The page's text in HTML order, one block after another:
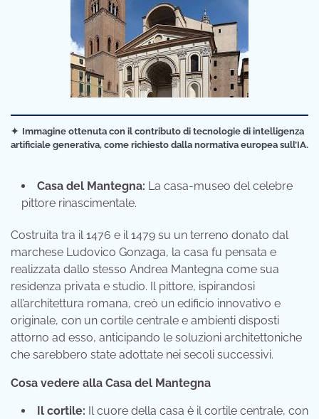
✦ Immagine ottenuta con il contributo di tecnologie di intelligenza
artificiale generativa, come richiesto dalla normativa europea sull’IA.
Casa del Mantegna: La casa-museo del celebre
pittore rinascimentale.
Costruita tra il 1476 e il 1479 su un terreno donato dal
marchese Ludovico Gonzaga, la casa fu pensata e
realizzata dallo stesso Andrea Mantegna come sua
residenza privata e studio. Il pittore, ispirandosi
all’architettura romana, creò un edificio innovativo e
originale, con un cortile centrale e ambienti disposti
attorno ad esso, anticipando le soluzioni architettoniche
che sarebbero state adottate nei secoli successivi.
Cosa vedere alla Casa del Mantegna
Il cortile: Il cuore della casa è il cortile centrale, con